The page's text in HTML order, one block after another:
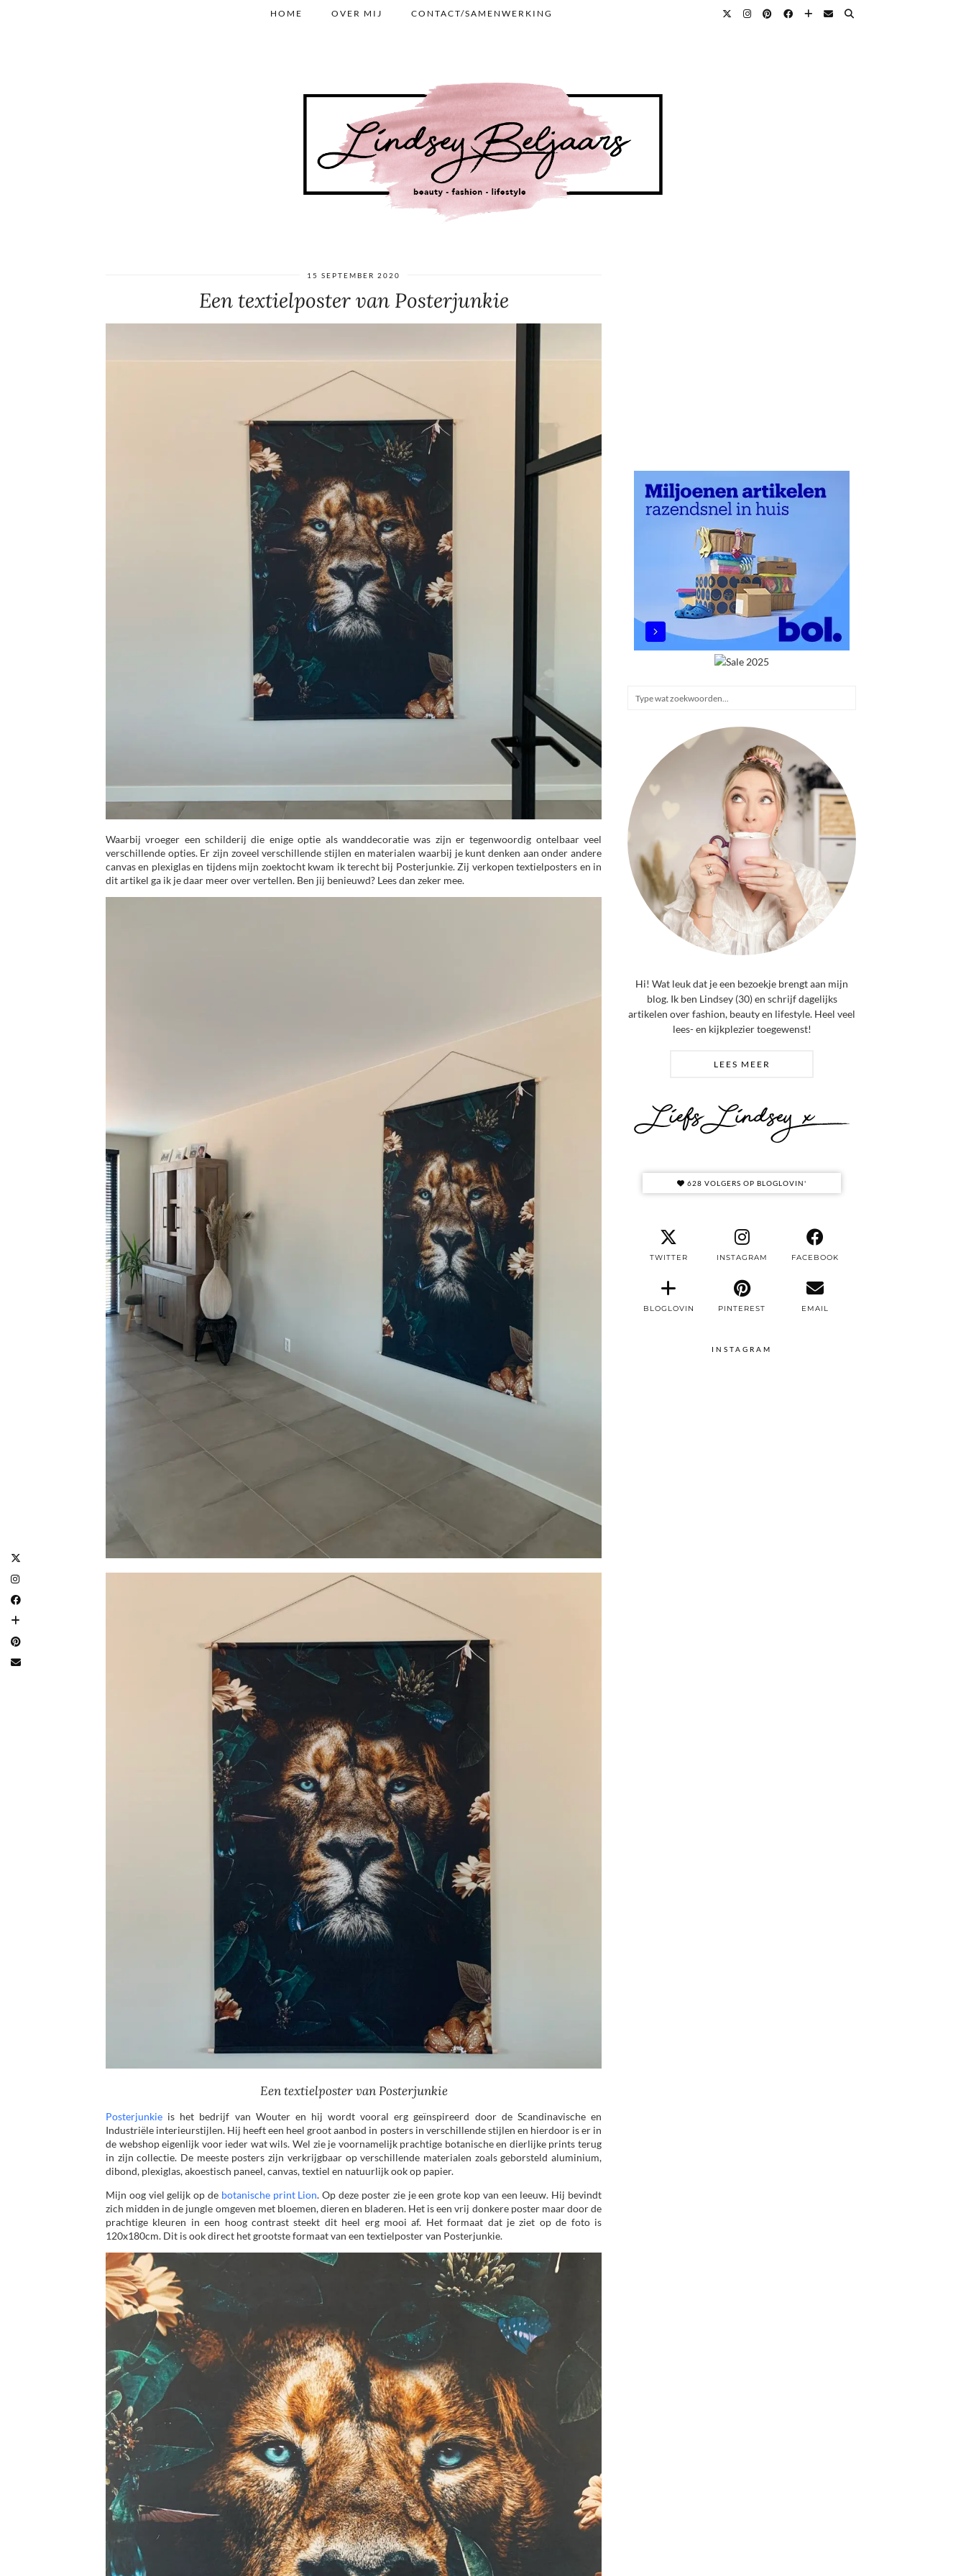
HOME OVER MIJ CONTACT/SAMENWERKING
15 SEPTEMBER 2020
Een textielposter van Posterjunkie
Waarbij vroeger een schilderij die enige optie als wanddecoratie was zijn er tegenwoordig ontelbaar veel
verschillende opties. Er zijn zoveel verschillende stijlen en materialen waarbij je kunt denken aan onder andere
canvas en plexiglas en tijdens mijn zoektocht kwam ik terecht bij Posterjunkie. Zij verkopen textielposters en in
dit artikel ga ik je daar meer over vertellen. Ben jij benieuwd? Lees dan zeker mee.
Een textielposter van Posterjunkie
Posterjunkie is het bedrijf van Wouter en hij wordt vooral erg geïnspireerd door de Scandinavische en
Industriële interieurstijlen. Hij heeft een heel groot aanbod in posters in verschillende stijlen en hierdoor is er in
de webshop eigenlijk voor ieder wat wils. Wel zie je voornamelijk prachtige botanische en dierlijke prints terug
in zijn collectie. De meeste posters zijn verkrijgbaar op verschillende materialen zoals geborsteld aluminium,
dibond, plexiglas, akoestisch paneel, canvas, textiel en natuurlijk ook op papier.
Mijn oog viel gelijk op de botanische print Lion. Op deze poster zie je een grote kop van een leeuw. Hij bevindt
zich midden in de jungle omgeven met bloemen, dieren en bladeren. Het is een vrij donkere poster maar door de
prachtige kleuren in een hoog contrast steekt dit heel erg mooi af. Het formaat dat je ziet op de foto is
120x180cm. Dit is ook direct het grootste formaat van een textielposter van Posterjunkie.
Hi! Wat leuk dat je een bezoekje brengt aan mijn
blog. Ik ben Lindsey (30) en schrijf dagelijks
artikelen over fashion, beauty en lifestyle. Heel veel
lees- en kijkplezier toegewenst!
LEES MEER
628 VOLGERS OP BLOGLOVIN'
TWITTER INSTAGRAM FACEBOOK
BLOGLOVIN PINTEREST EMAIL
INSTAGRAM